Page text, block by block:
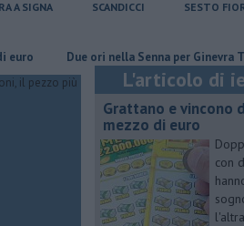
A SIGNA SCANDICCI
SESTO
Due ori nella Senna per Ginevra Taddeucci
L'articolo di
Grattano e vincono
mezzo di euro
con